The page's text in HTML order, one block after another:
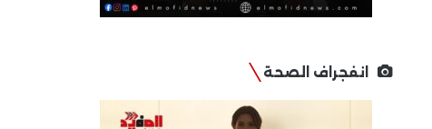
انفجراف الصحة